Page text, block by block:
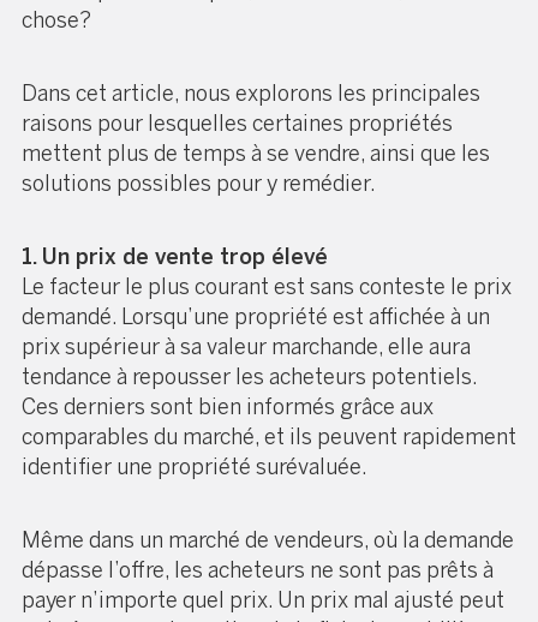
chose?
Dans cet article, nous explorons les principales
raisons pour lesquelles certaines propriétés
mettent plus de temps à se vendre, ainsi que les
solutions possibles pour y remédier.
1. Un prix de vente trop élevé
Le facteur le plus courant est sans conteste le prix
demandé. Lorsqu’une propriété est affichée à un
prix supérieur à sa valeur marchande, elle aura
tendance à repousser les acheteurs potentiels.
Ces derniers sont bien informés grâce aux
comparables du marché, et ils peuvent rapidement
identifier une propriété surévaluée.
Même dans un marché de vendeurs, où la demande
dépasse l’offre, les acheteurs ne sont pas prêts à
payer n’importe quel prix. Un prix mal ajusté peut